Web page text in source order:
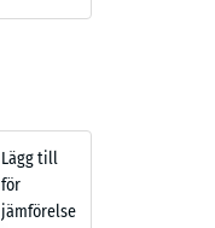
Lägg till
för
jämförelse